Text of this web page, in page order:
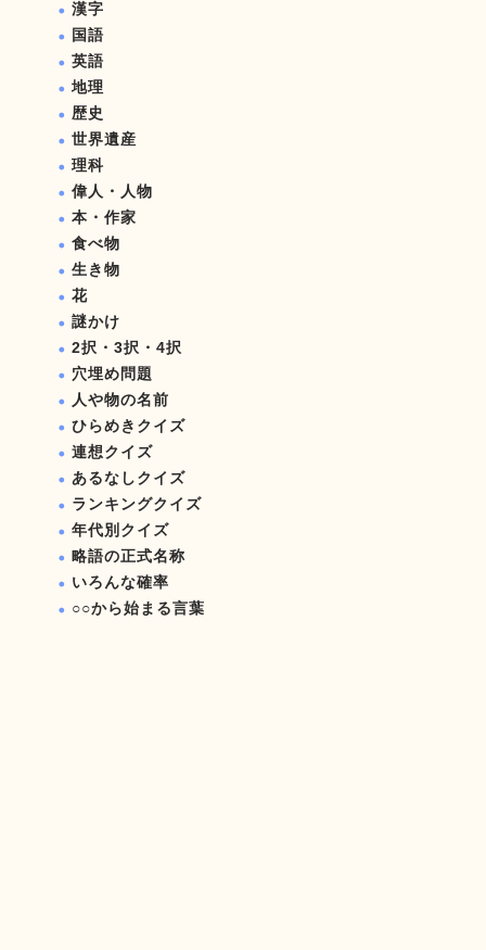
漢字
国語
英語
地理
歴史
世界遺産
理科
偉人・人物
本・作家
食べ物
生き物
花
謎かけ
2択・3択・4択
穴埋め問題
人や物の名前
ひらめきクイズ
連想クイズ
あるなしクイズ
ランキングクイズ
年代別クイズ
略語の正式名称
いろんな確率
○○から始まる言葉